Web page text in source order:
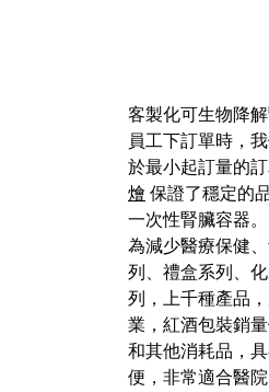
客製化可生物降
員工下訂單時，
於最小起訂量的訂
燴 保證了穩定的
一次性腎臟容器。
為減少醫療保健
列、禮盒系列、
列，上千種產品
業，紅酒包裝銷
和其他消耗品，
便，非常適合醫